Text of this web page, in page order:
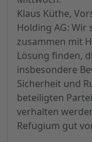
Klaus Küthe,
Holding AG:
zusammen mit
Lösung finden,
insbesondere
Sicherheit und
beteiligten
verhalten
Refugium gut